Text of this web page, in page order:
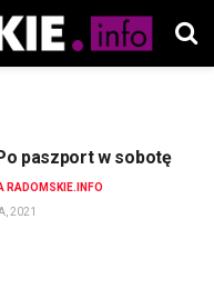
paszport w sobotę
RADOMSKIE.INFO
2021